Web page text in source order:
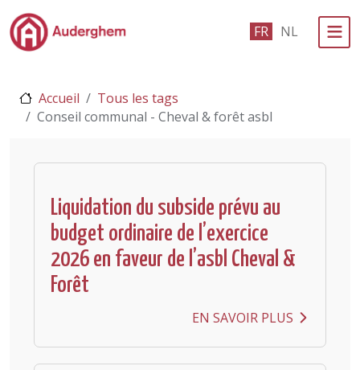
Passer au contenu principal FR NL
Événements et vie associative
En 1 clic
Accueil
Tous les tags
Conseil communal - Cheval & forêt asbl
Liquidation du subside prévu au
budget ordinaire de l’exercice
2026 en faveur de l’asbl Cheval &
Forêt
EN SAVOIR PLUS